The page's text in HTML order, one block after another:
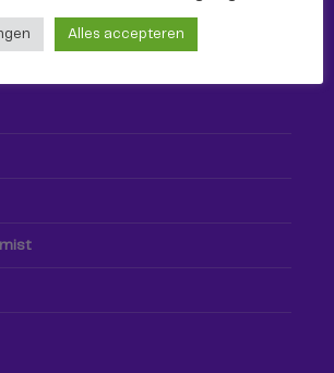
Alles accepteren